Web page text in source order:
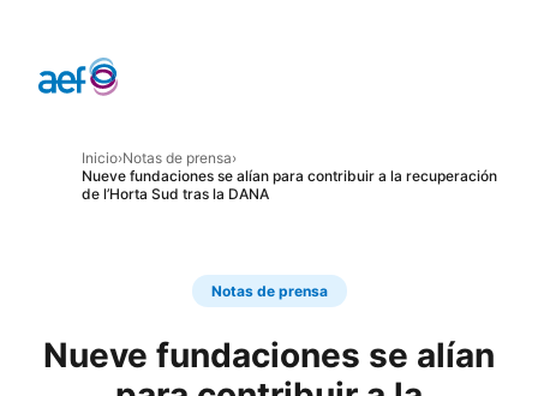
Inicio›Notas de prensa›
Nueve fundaciones se alían para contribuir a la recuperación
de l’Horta Sud tras la DANA
Notas de prensa
Nueve fundaciones se alían